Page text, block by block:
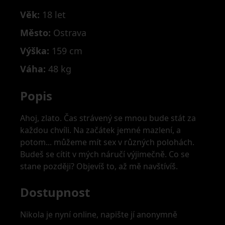
Věk: 18 let
Město: Ostrava
Výška: 159 cm
Váha: 48 kg
Popis
Ahoj, zlato. Čas strávený se mnou bude stát za
každou chvíli. Na začátek jemné mazlení, a
potom... můžeme mít sex v různých polohách.
Budeš se cítit v mých náručí výjimečně. Co se
stane později? Objevíš to, až mě navštívíš.
Dostupnost
Nikola je nyní online, napište jí anonymně